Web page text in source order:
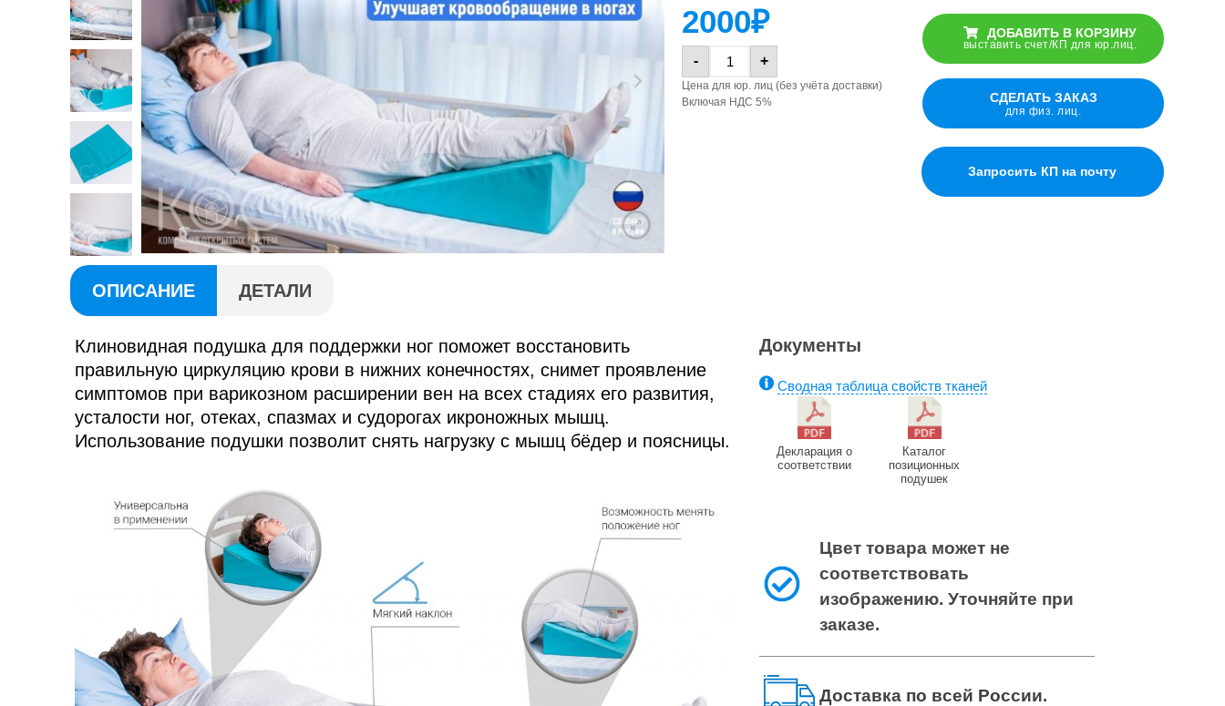
2000₽
- +
Цена для юр. лиц (без учёта доставки)
Включая НДС 5%
ДОБАВИТЬ В КОРЗИНУ
выставить счет/КП для юр.лиц.
СДЕЛАТЬ ЗАКАЗ
для физ. лиц.
Запросить КП на почту
ОПИСАНИЕ ДЕТАЛИ
Клиновидная подушка для поддержки ног поможет восстановить
правильную циркуляцию крови в нижних конечностях, снимет проявление
симптомов при варикозном расширении вен на всех стадиях его развития,
усталости ног, отеках, спазмах и судорогах икроножных мышц.
Использование подушки позволит снять нагрузку с мышц бёдер и поясницы.
Документы
Сводная таблица свойств тканей
Декларация о
соответствии
Каталог
позиционных
подушек
Цвет товара может не
соответствовать
изображению. Уточняйте при
заказе.
Доставка по всей России.